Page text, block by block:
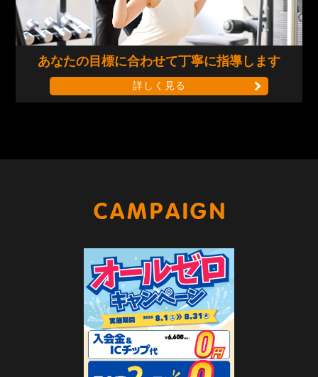
あなたの目標に合わせて丁寧に指導します
詳しく見る